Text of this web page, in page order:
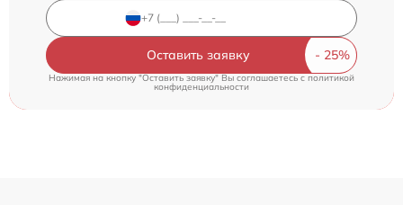
Оставить заявку
Нажимая на кнопку "Оставить заявку" Вы соглашаетесь cполитикой
конфиденциальности